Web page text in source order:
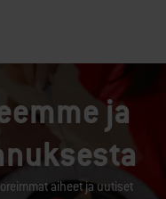
ja
aiheet ja uutiset